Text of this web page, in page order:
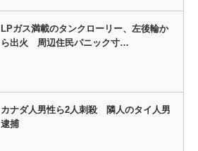
LPガス満載のタンクローリー、左後輪か
ら出火 周辺住民パニック寸…
カナダ人男性ら2人刺殺 隣人のタイ人男
逮捕